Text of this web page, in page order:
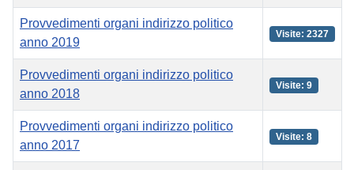
Provvedimenti organi indirizzo politico
anno 2019
Visite: 2327
Provvedimenti organi indirizzo politico
anno 2018
Visite: 9
Provvedimenti organi indirizzo politico
anno 2017
Visite: 8